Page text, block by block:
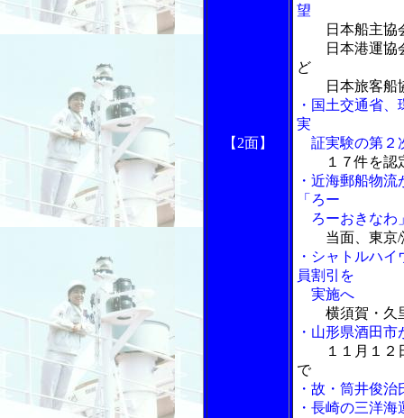
【2面】
望
日本船主協
日本港運協会
ど
日本旅客船協
・国土交通省
実
証実験の第２
１７件を
・近海郵船物
「ろー
ろーおきなわ
当面、東京
・シャトルハ
員割引を
実施へ
横須賀・久里
・山形県酒田
１１月１
で
・故・筒井俊
・長崎の三洋